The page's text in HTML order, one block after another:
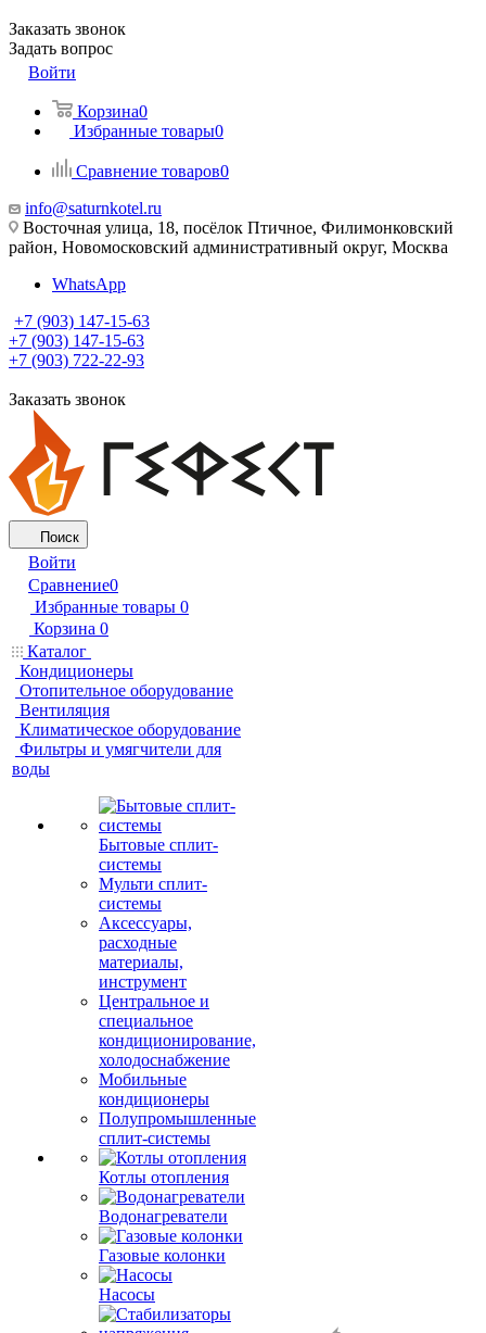
Заказать звонок
Задать вопрос
Войти
Корзина0
Избранные товары0
Сравнение товаров0
info@saturnkotel.ru
Восточная улица, 18, посёлок Птичное, Филимонковский
район, Новомосковский административный округ, Москва
WhatsApp
+7 (903) 147-15-63
+7 (903) 147-15-63
+7 (903) 722-22-93
Заказать звонок
Поиск
Войти
Сравнение0
Избранные товары 0
Корзина 0
Каталог
Кондиционеры
Отопительное оборудование
Вентиляция
Климатическое оборудование
Фильтры и умягчители для
воды
Бытовые сплит-
системы
Мульти сплит-
системы
Аксессуары,
расходные
материалы,
инструмент
Центральное и
специальное
кондиционирование,
холодоснабжение
Мобильные
кондиционеры
Полупромышленные
сплит-системы
Котлы отопления
Водонагреватели
Газовые колонки
Насосы